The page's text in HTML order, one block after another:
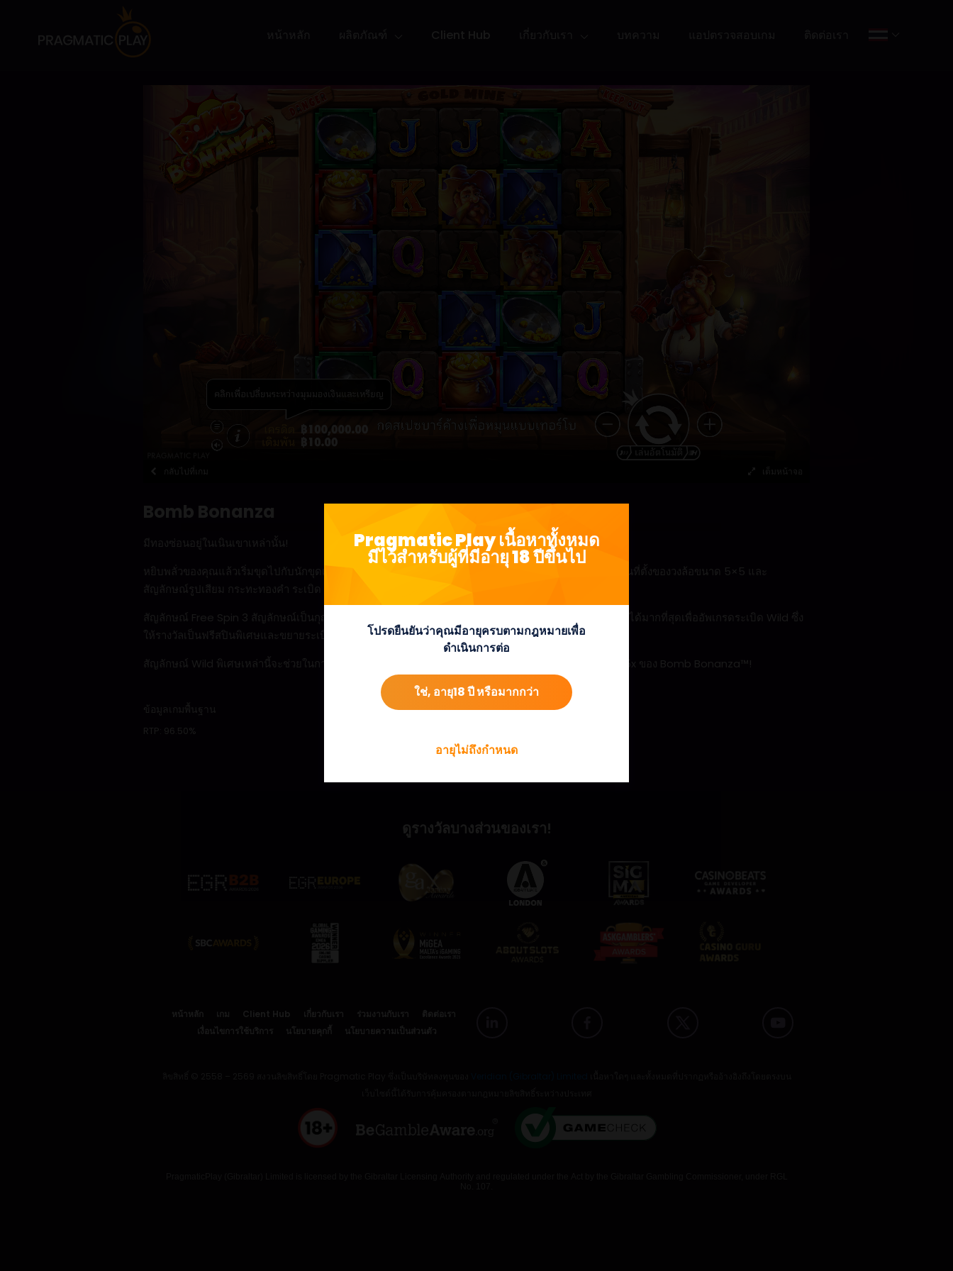
กลับไปที่เกม เต็มหน้าจอ
Bomb Bonanza
มีทองซ่อนอยู่ในเนินเขาเหล่านั้น!
หยิบพลั่วของคุณแล้วเริ่มขุดไปกับนักขุดเหมืองนำโชคในขณะที่คุณขุดลึกลงไปในเหมืองทองคำของเขา ซึ่งเป็นที่ตั้งของวงล้อขนาด 5×5 และ
สัญลักษณ์รูปเสียม กระทะทองคำ ระเบิด Wild และอื่นๆ อีกมากมาย
สัญลักษณ์ Free Spin 3 สัญลักษณ์เป็นกุญแจสำคัญในการปลดล็อคหกฟรีสปิน ที่นี่ผู้เล่นจะต้องสะสมทองคำให้ได้มากที่สุดเพื่ออัพเกรดระเบิด Wild ซึ่ง
ให้รางวัลเป็นฟรีสปินพิเศษและขยายระเบิดเป็นรูปแบบขนาดต่างๆ
สัญลักษณ์ Wild พิเศษเหล่านี้จะช่วยในการคว้าขุมทรัพย์ที่ซ่อนอยู่ภายในเหมืองและปลดล็อกรางวัลสูงสุด 2,015x ของ Bomb Bonanza™!
ข้อมูลเกมพื้นฐาน
RTP: 96.50%
ดูรางวัลบางส่วนของเรา!
หน้าหลัก เกม Client Hub เกี่ยวกับเรา ร่วมงานกับเรา
ติดต่อเรา
เงื่อนไขการใช้บริการ
นโยบายคุกกี้ นโยบายความเป็นส่วนตัว
Pragmatic Play เนื้อหาทั้งหมด
มีไว้สำหรับผู้ที่มีอายุ 18 ปีขึ้นไป
โปรดยืนยันว่าคุณมีอายุครบตามกฎหมายเพื่อ
ดำเนินการต่อ
ใช่, อายุ18 ปี หรือมากกว่า
อายุไม่ถึงกำหนด